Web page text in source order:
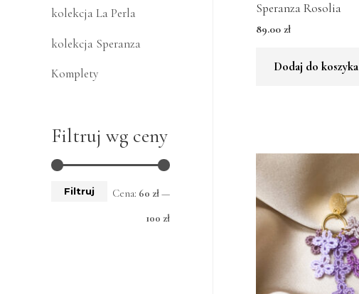
kolekcja La Perla
kolekcja Speranza
Komplety
Filtruj wg ceny
Filtruj Cena: 60 zł—
100 zł
Speranza Rosolia
89.00 zł
Dodaj do koszyka